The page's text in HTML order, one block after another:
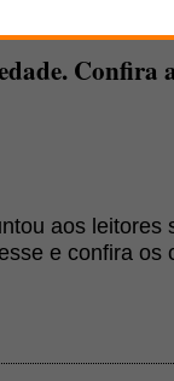
Confira
aos leitores
e confira os